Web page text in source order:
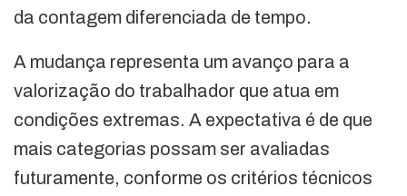
da contagem diferenciada de tempo.
A mudança representa um avanço para a
valorização do trabalhador que atua em
condições extremas. A expectativa é de que
mais categorias possam ser avaliadas
futuramente, conforme os critérios técnicos